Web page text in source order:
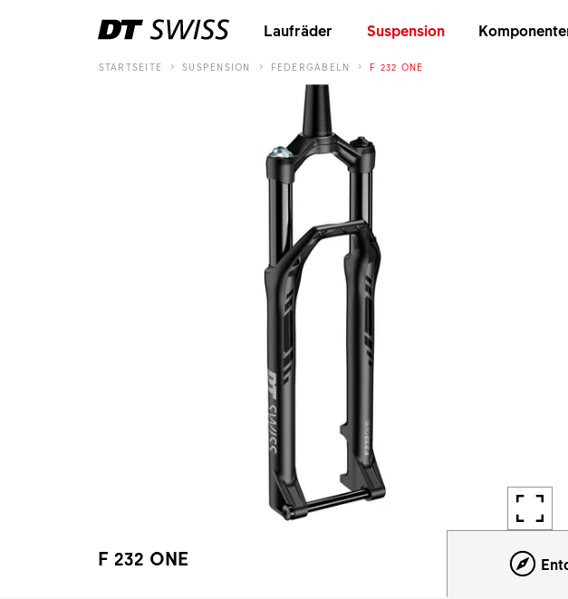
Laufräder Suspension
STARTSEITE SUSPENSION FEDERGABELN F 232 ONE
F 232 ONE